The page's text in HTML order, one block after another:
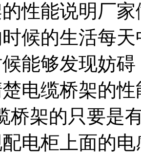
性能说明厂
时候的生活每
能够发现妨
电缆桥架的
桥架的只要是
电柜上面的